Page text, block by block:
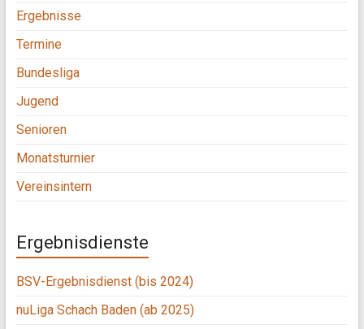
Ergebnisse
Termine
Bundesliga
Jugend
Senioren
Monatsturnier
Vereinsintern
Ergebnisdienste
BSV-Ergebnisdienst (bis 2024)
nuLiga Schach Baden (ab 2025)